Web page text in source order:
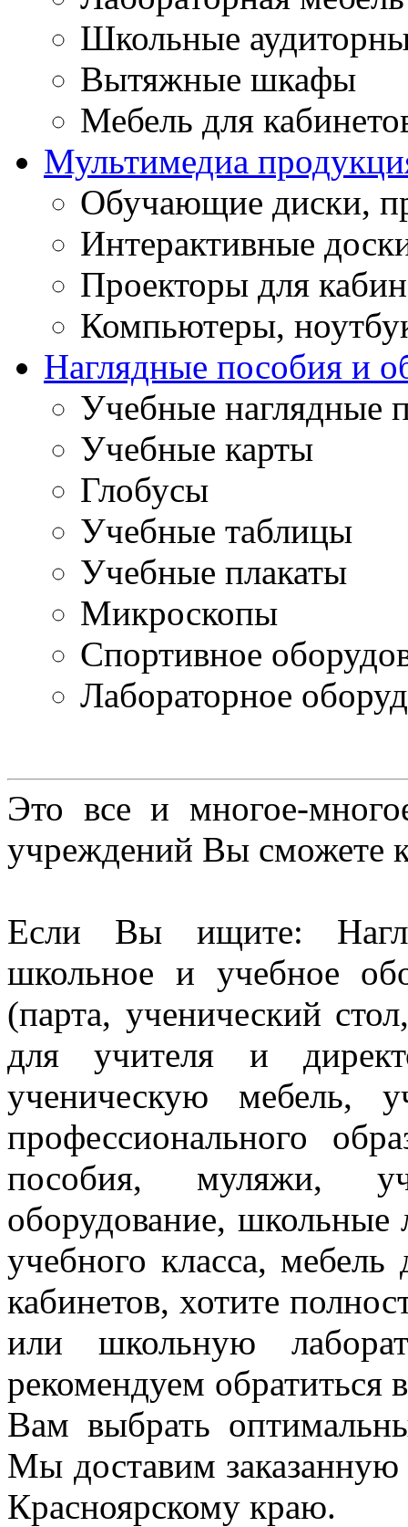
Школьные
Вытяжные шкафы
Мебель для
Мультимедиа
Обучающие диски,
Интерактивные
Проекторы для
Компьютеры,
Наглядные пособия и
Учебные наглядные
Учебные карты
Глобусы
Учебные таблицы
Учебные плакаты
Микроскопы
Спортивное
Лабораторное
Это все и многое-
учреждений Вы сможете
Если Вы ищите:
школьное и учебное
(парта, ученический
для учителя и
ученическую мебель,
профессионального
пособия, муляжи,
оборудование, школьные
учебного класса,
кабинетов, хотите
или школьную
рекомендуем
Вам выбрать
Мы доставим
Красноярскому краю.